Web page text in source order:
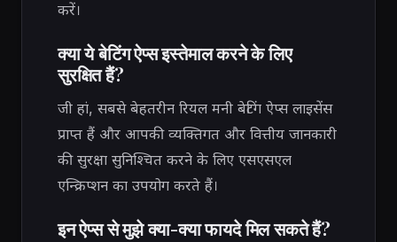
करें।
क्या ये बेटिंग ऐप्स इस्तेमाल करने के लिए
सुरक्षित हैं?
जी हां, सबसे बेहतरीन रियल मनी बेटिंग ऐप्स लाइसेंस
प्राप्त हैं और आपकी व्यक्तिगत और वित्तीय जानकारी
की सुरक्षा सुनिश्चित करने के लिए एसएसएल
एन्क्रिप्शन का उपयोग करते हैं।
इन ऐप्स से मुझे क्या-क्या फायदे मिल सकते हैं?